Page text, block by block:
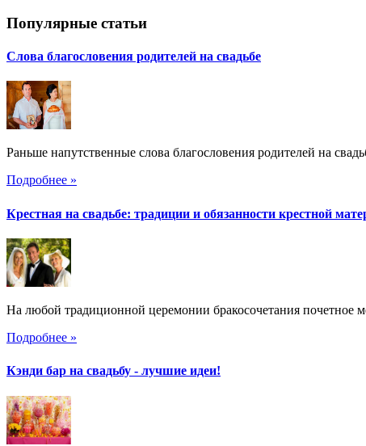
Популярные статьи
Слова благословения родителей на свадьбе
Раньше напутственные слова благословения родителей на
Подробнее »
Крестная на свадьбе: традиции и обязанности крестной
На любой традиционной церемонии бракосочетания почетное
Подробнее »
Кэнди бар на свадьбу - лучшие идеи!